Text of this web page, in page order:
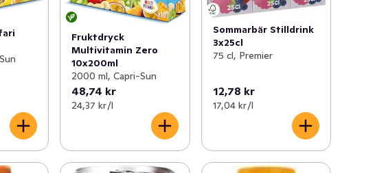
Fruktdryck
Multivitamin Zero
10x200ml
2000 ml, Capri-Sun
48,74 kr
24,37 kr /l
Sommarbär Stilldrink
3x25cl
75 cl, Premier
12,78 kr
17,04 kr /l